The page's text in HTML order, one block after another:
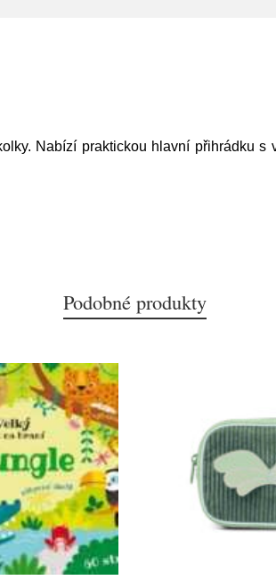
Nabízí praktickou hlavní přihrádku
Podobné produkty